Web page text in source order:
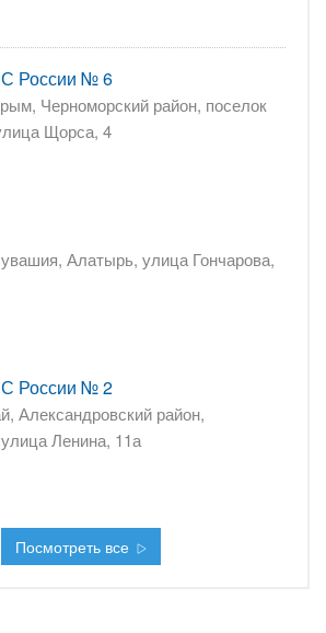
России № 6
Черноморский район, поселок
Щорса, 4
Алатырь, улица Гончарова,
России № 2
Александровский район,
Ленина, 11а
Посмотреть все